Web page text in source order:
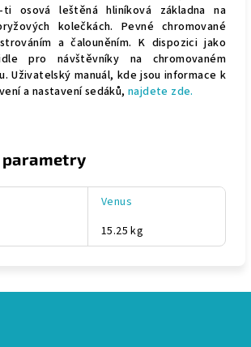
osová leštěná hliníková základna na
kolečkách. Pevné chromované
a čalouněním. K dispozici jako
pro návštěvníky na chromovaném
Uživatelský manuál, kde jsou informace k
a nastavení sedáků, najdete zde.
Venus
15.25 kg